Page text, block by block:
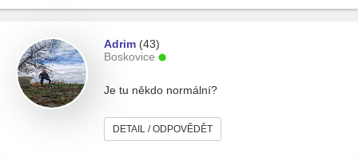
Adrim (43)
Boskovice
Je tu někdo normální?
DETAIL / ODPOVĚDĚT